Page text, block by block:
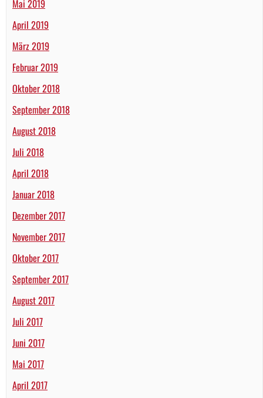
Mai 2019
April 2019
März 2019
Februar 2019
Oktober 2018
September 2018
August 2018
Juli 2018
April 2018
Januar 2018
Dezember 2017
November 2017
Oktober 2017
September 2017
August 2017
Juli 2017
Juni 2017
Mai 2017
April 2017